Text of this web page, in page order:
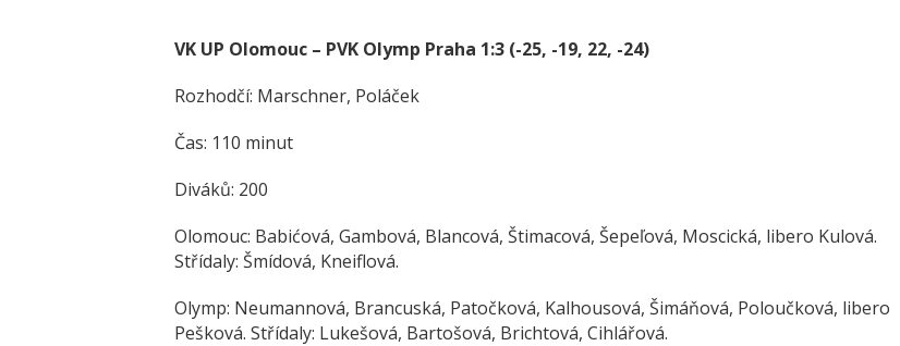
VK UP Olomouc – PVK Olymp Praha 1:3 (-25, -19, 22, -24)
Rozhodčí: Marschner, Poláček
Čas: 110 minut
Diváků: 200
Olomouc: Babićová, Gambová, Blancová, Štimacová, Šepeľová, Moscická, libero Kulová.
Střídaly: Šmídová, Kneiflová.
Olymp: Neumannová, Brancuská, Patočková, Kalhousová, Šimáňová, Poloučková, libero
Pešková. Střídaly: Lukešová, Bartošová, Brichtová, Cihlářová.